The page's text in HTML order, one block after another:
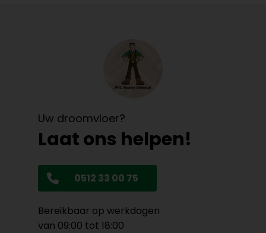
Uw droomvloer?
Laat ons helpen!
0512 33 00 75
Bereikbaar op werkdagen
van 09:00 tot 18:00